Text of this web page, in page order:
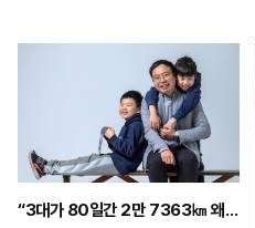
“3대가 80일간 2만 7363㎞ 왜 전기차로? 남들 안 하는 도전 해야죠”